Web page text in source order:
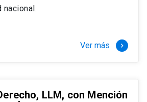
nacional.
Ver más keyboard_arrow_right
LLM, con Mención